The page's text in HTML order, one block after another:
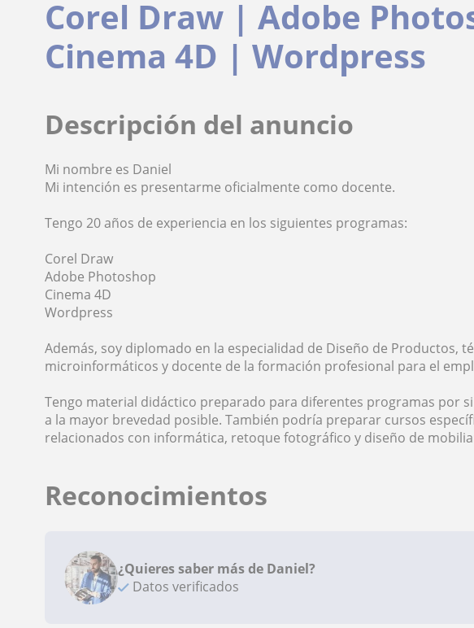
Corel Draw | Adobe
Cinema 4D | Wordpress
Descripción del anuncio
Mi nombre es Daniel
Mi intención es presentarme oficialmente como docente.
Tengo 20 años de experiencia en los siguientes programas:
Corel Draw
Adobe Photoshop
Cinema 4D
Wordpress
Además, soy diplomado en la especialidad de Diseño de Productos,
microinformáticos y docente de la formación profesional para el
Tengo material didáctico preparado para diferentes programas por
a la mayor brevedad posible. También podría preparar cursos
relacionados con informática, retoque fotográfico y diseño de
Reconocimientos
¿Quieres saber más de Daniel?
Datos verificados